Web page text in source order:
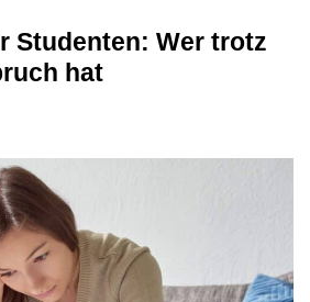
Studenten: Wer trotz
hat